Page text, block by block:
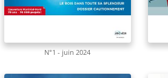
N°1 - juin 2024